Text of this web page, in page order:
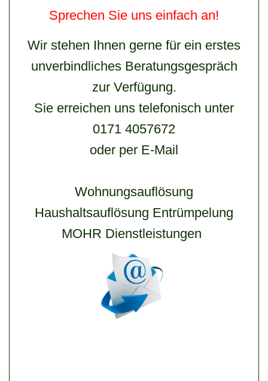
Sprechen Sie uns einfach an!
Wir stehen Ihnen gerne für ein erstes
unverbindliches Beratungsgespräch
zur Verfügung.
Sie erreichen uns telefonisch unter
0171 4057672
oder per E-Mail
Wohnungsauflösung
Haushaltsauflösung Entrümpelung
MOHR Dienstleistungen